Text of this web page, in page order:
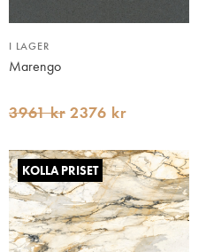
I LAGER
Marengo
3961 kr 2376 kr
KOLLA PRISET